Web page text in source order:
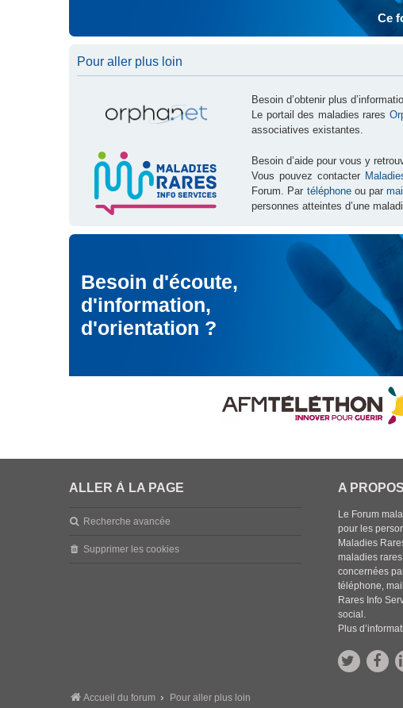
Ce
Pour aller plus loin
Besoin d’obtenir plus
Le portail des maladies rares
associatives existantes.
Besoin d’aide pour vous y
Vous pouvez contacter
Forum. Par téléphoneou parmail
personnes atteintes d’une
Besoin d'écoute,
d'information,
d'orientation ?
ALLER À LA PAGE
Recherche avancée
Supprimer les cookies
A PROPOS
Le Forum
pour les
Maladies
maladies
concernées
téléphone,
Rares Info
social.
Plus
Accueil du forum Pour aller plus loin